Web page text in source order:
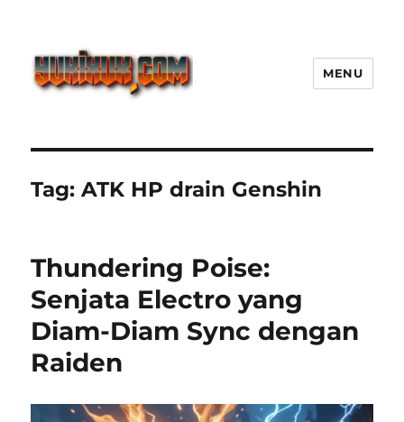
Paling Seru dengan Dunia Luas
MENU
Tag:ATK HP drain Genshin
Thundering Poise:
Senjata Electro yang
Diam-Diam Sync dengan
Raiden